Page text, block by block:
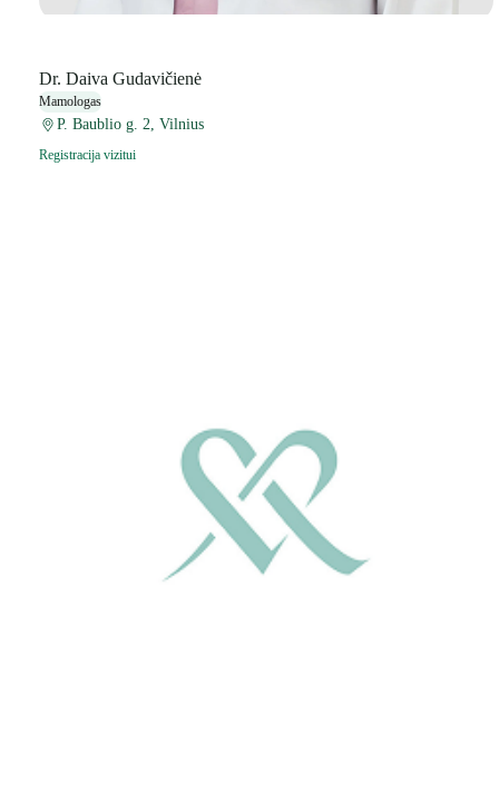
Dr. Daiva Gudavičienė
Mamologas
P. Baublio g. 2, Vilnius
Registracija vizitui